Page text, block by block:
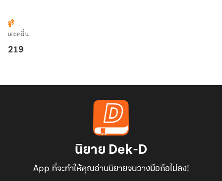
ยูริ
เตะคลื่น
219
นิยาย Dek-D
App ที่จะทำให้คุณอ่านนิยายจนวางมือถือไม่ลง!